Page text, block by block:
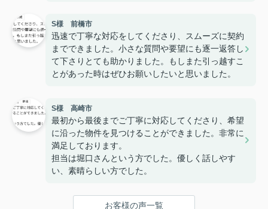
S様 前橋市
迅速で丁寧な対応をしてくださり、スムーズに契約
までできました。小さな質問や要望にも逐一返答し
て下さりとても助かりました。もしまた引っ越すこ
とがあった時はぜひお願いしたいと思いました。
S様 高崎市
最初から最後までご丁寧に対応してくださり、希望
に沿った物件を見つけることができました。非常に
満足しております。
担当は堀口さんという方でした。優しく話しやす
い、素晴らしい方でした。
お客様の声一覧